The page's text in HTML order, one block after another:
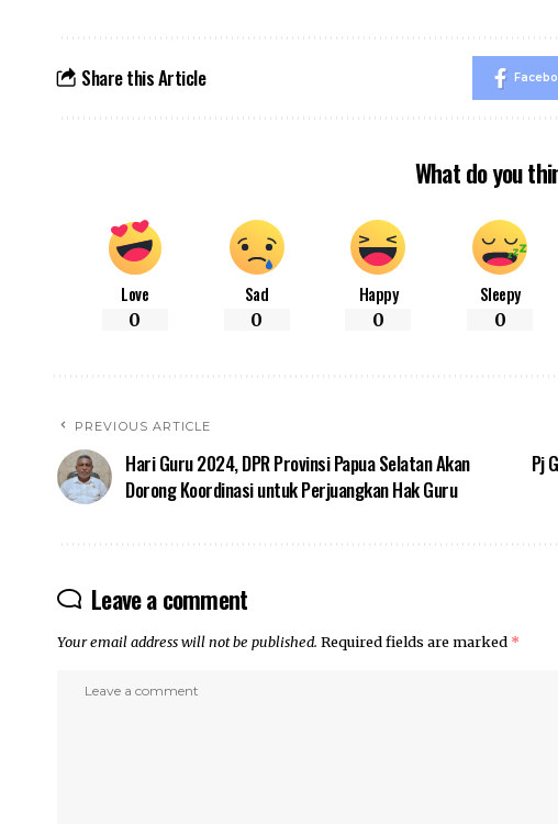
Share this Article
What do you
Love
0
Sad
0
Happy
0
Sleepy
0
PREVIOUS ARTICLE
Hari Guru 2024, DPR Provinsi Papua Selatan Akan
Dorong Koordinasi untuk Perjuangkan Hak Guru
Pj
Leave a comment
Your email address will not be published. Required fields are marked *